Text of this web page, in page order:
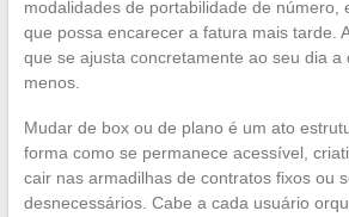
modalidades de portabilidade de número,
que possa encarecer a fatura mais tarde.
que se ajusta concretamente ao seu dia a
menos.
Mudar de box ou de plano é um ato
forma como se permanece acessível,
cair nas armadilhas de contratos fixos ou
desnecessários. Cabe a cada usuário